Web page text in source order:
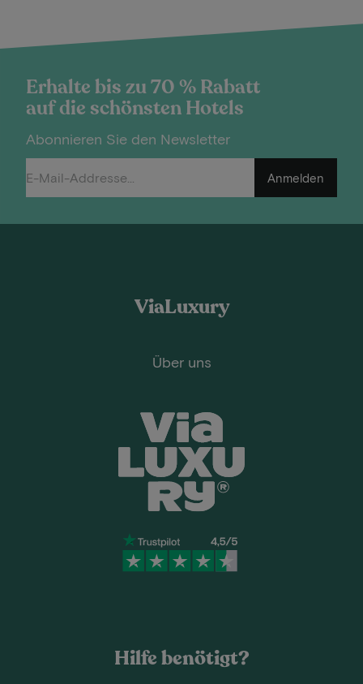
Erhalte bis zu 70 % Rabatt
auf die schönsten Hotels
Abonnieren Sie den Newsletter
Anmelden
ViaLuxury
Über uns
Hilfe benötigt?